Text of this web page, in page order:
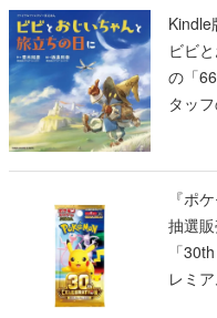
Kindle
ビビ
の「
タッ
『ポ
抽選
「
レミ
ー」